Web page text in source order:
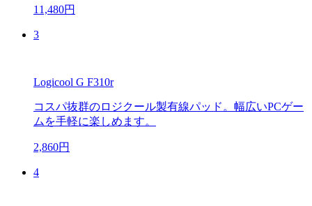
11,480円
3
Logicool G F310r
コスパ抜群のロジクール製有線パッド。幅広いPCゲー
ムを手軽に楽しめます。
2,860円
4